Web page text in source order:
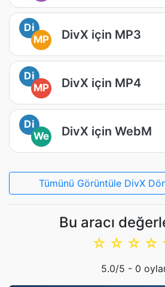
Di
MP
DivX için MP3
Di
MP
DivX için MP4
Di
We
DivX için WebM
Tümünü Görüntüle DivX
Bu aracı
☆
☆
☆
☆
5.0/5 - 0